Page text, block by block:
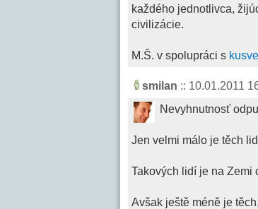
každého jednotlivca,
civilizácie.
M.Š. v spolupráci s
smilan :: 10.01.2011
Nevyhnutnosť
Jen velmi málo je těch
Takových lidí je na Zemi
Avšak ještě méně je